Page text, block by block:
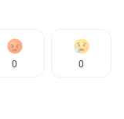
0 0